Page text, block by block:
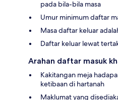
pada bila-bila masa
Umur minimum daftar
Masa daftar keluar
Daftar keluar lewat
Arahan daftar masuk
Kakitangan meja
ketibaan di hartanah
Maklumat yang